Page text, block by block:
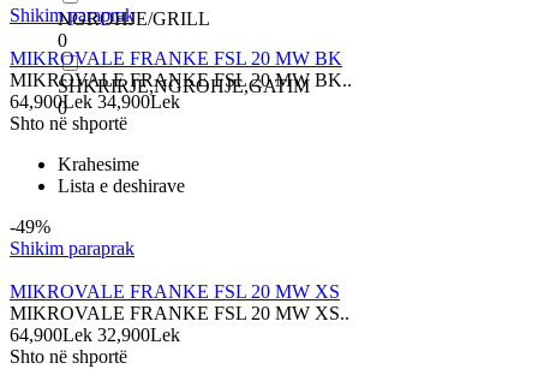
NGROHJE/GRILL
0
SHKRIRJE,NGROHJE,GATIM
0
Shikim paraprak
MIKROVALE FRANKE FSL 20 MW BK
MIKROVALE FRANKE FSL 20 MW BK..
64,900Lek 34,900Lek
Shto në shportë
Krahesime
Lista e deshirave
-49%
Shikim paraprak
MIKROVALE FRANKE FSL 20 MW XS
MIKROVALE FRANKE FSL 20 MW XS..
64,900Lek 32,900Lek
Shto në shportë